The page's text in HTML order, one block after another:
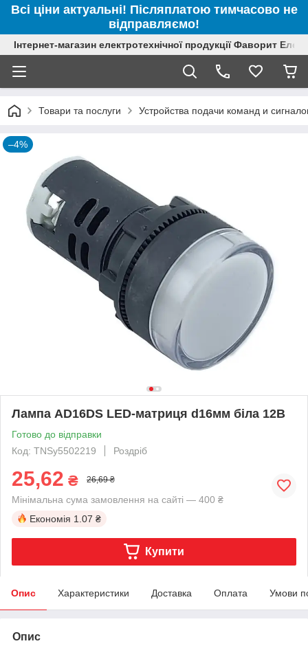
Всі ціни актуальні! Післяплатою тимчасово не
відправляємо!
Інтернет-магазин електротехнічної продукції Фаворит
Товари та послуги Устройства подачи команд и
–4%
Лампа AD16DS LED-матриця d16мм біла 12В
Готово до відправки
Код: TNSy5502219
Роздріб
25,62 ₴ 26,69 ₴
Мінімальна сума замовлення на сайті — 400 ₴
Економія 1.07 ₴
Купити
Опис Характеристики Доставка Оплата Умови
Опис